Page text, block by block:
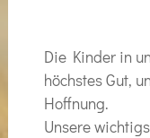
Die Kinder in
höchstes Gut,
Hoffnung.
Unsere